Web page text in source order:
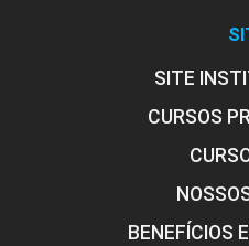
SITE
CURSOS
BENEFÍCIOS